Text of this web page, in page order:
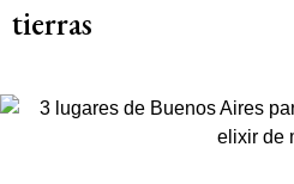
tierras